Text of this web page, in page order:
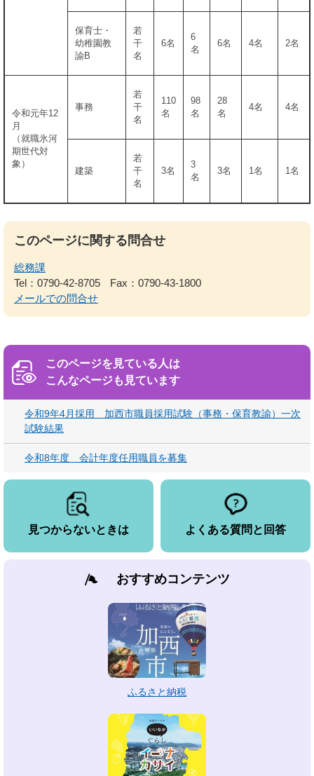
保育士・
幼稚園教
諭B
若
干
名
6名
6
名
6名 4名 2名
令和元年12
月
（就職氷河
期世代対
象）
事務
若
干
名
110
名
98
名
28
名
4名 4名
建築
若
干
名
3名
3
名
3名 1名 1名
このページに関する問合せ
総務課
Tel：0790-42-8705
Fax：0790-43-1800
メールでの問合せ
このページを見ている人は
こんなページも見ています
令和9年4月採用 加西市職員採用試験（事務・保育教諭）一次
試験結果
令和8年度 会計年度任用職員を募集
見つからないときは よくある質問と回答
おすすめコンテンツ
ふるさと納税